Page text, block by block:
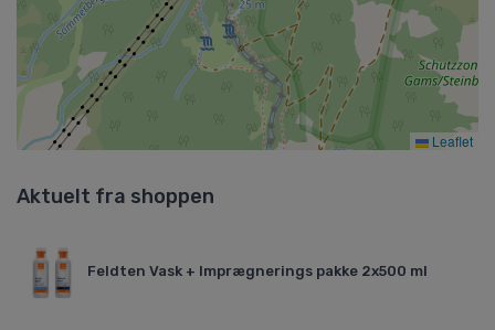
Leaflet
Aktuelt fra shoppen
Feldten Vask + Imprægnerings pakke 2x500 ml